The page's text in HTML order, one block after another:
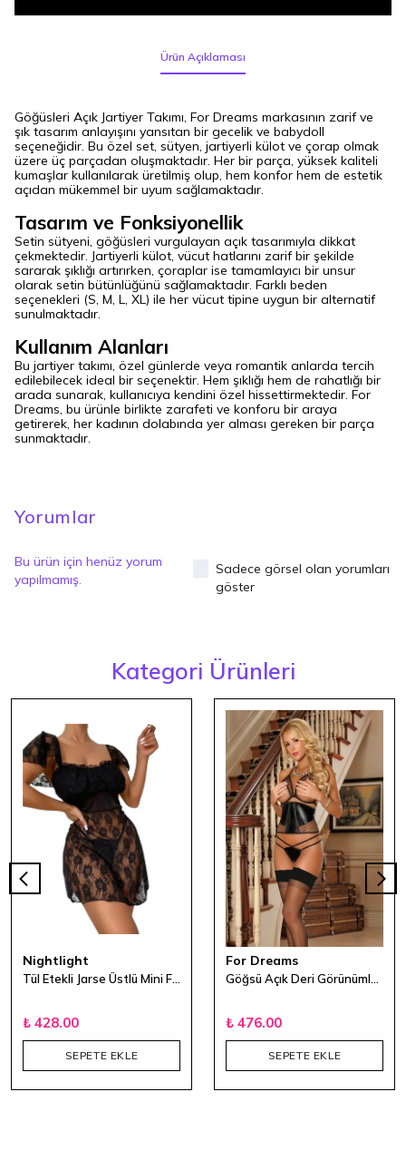
Ürün Açıklaması
Göğüsleri Açık Jartiyer Takımı, For Dreams markasının zarif ve
şık tasarım anlayışını yansıtan bir gecelik ve babydoll
seçeneğidir. Bu özel set, sütyen, jartiyerli külot ve çorap olmak
üzere üç parçadan oluşmaktadır. Her bir parça, yüksek kaliteli
kumaşlar kullanılarak üretilmiş olup, hem konfor hem de estetik
açıdan mükemmel bir uyum sağlamaktadır.
Tasarım ve Fonksiyonellik
Setin sütyeni, göğüsleri vurgulayan açık tasarımıyla dikkat
çekmektedir. Jartiyerli külot, vücut hatlarını zarif bir şekilde
sararak şıklığı artırırken, çoraplar ise tamamlayıcı bir unsur
olarak setin bütünlüğünü sağlamaktadır. Farklı beden
seçenekleri (S, M, L, XL) ile her vücut tipine uygun bir alternatif
sunulmaktadır.
Kullanım Alanları
Bu jartiyer takımı, özel günlerde veya romantik anlarda tercih
edilebilecek ideal bir seçenektir. Hem şıklığı hem de rahatlığı bir
arada sunarak, kullanıcıya kendini özel hissettirmektedir. For
Dreams, bu ürünle birlikte zarafeti ve konforu bir araya
getirerek, her kadının dolabında yer alması gereken bir parça
sunmaktadır.
Yorumlar
Bu ürün için henüz yorum
yapılmamış.
Sadece görsel olan yorumları
göster
Kategori Ürünleri
Nightlight
₺ 428.00
SEPETE EKLE
For Dreams
₺ 476.00
SEPETE EKLE